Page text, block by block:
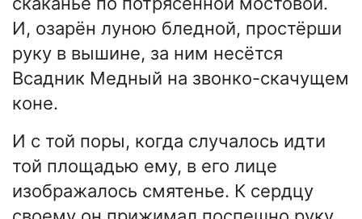
И, озарён луною бледной, простёрши
руку в вышине, за ним несётся
Всадник Медный на звонко-скачущем
коне.
И с той поры, когда случалось идти
той площадью ему, в его лице
изображалось смятенье. К сердцу